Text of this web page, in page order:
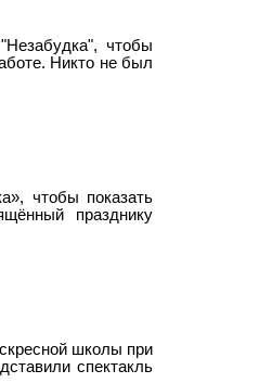
чтобы
Никто не был
чтобы показать
празднику
школы при
спектакль